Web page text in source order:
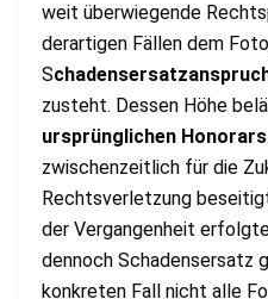
weit überwiegende
derartigen Fällen dem
S
zusteht. Dessen Höhe
ursprünglichen Honorars
zwischenzeitlich für die
Rechtsverletzung
der Vergangenheit
dennoch Schadensersatz
konkreten Fall nicht alle